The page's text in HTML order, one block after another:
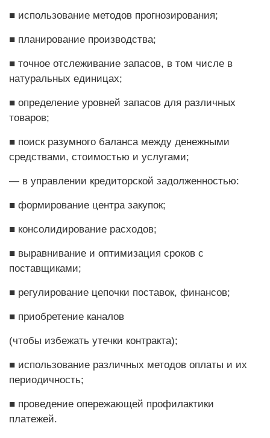
■ использование методов прогнозирования;
■ планирование производства;
■ точное отслеживание запасов, в том числе в
натуральных единицах;
■ определение уровней запасов для различных
товаров;
■ поиск разумного баланса между денежными
средствами, стоимостью и услугами;
— в управлении кредиторской задолженностью:
■ формирование центра за­купок;
■ консолидирование расходов;
■ выравнивание и оптимизация сроков с
поставщиками;
■ регулирование цепочки ­поставок, финансов;
■ приобретение каналов
(чтобы избежать утечки ­контракта);
■ использование различных ­методов оплаты и их
перио­дичность;
■ проведение опережающей профилактики
платежей.